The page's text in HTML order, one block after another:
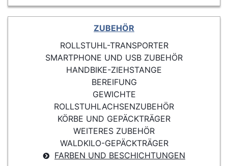
ZUBEHÖR
ROLLSTUHL-TRANSPORTER
SMARTPHONE UND USB ZUBEHÖR
HANDBIKE-ZIEHSTANGE
BEREIFUNG
GEWICHTE
ROLLSTUHLACHSENZUBEHÖR
KÖRBE UND GEPÄCKTRÄGER
WEITERES ZUBEHÖR
WALDKILO-GEPÄCKTRÄGER
FARBEN UND BESCHICHTUNGEN